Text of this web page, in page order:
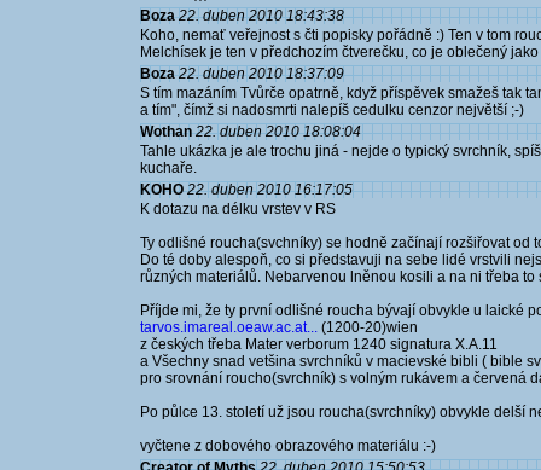
Boza 22. duben 2010 18:43:38
Koho, nemať veřejnost s čti popisky pořádně :) Ten v tom
Melchísek je ten v předchozím čtverečku, co je oblečený
Boza 22. duben 2010 18:37:09
S tím mazáním Tvůrče opatrně, když příspěvek smažeš tak
a tím", čímž si nadosmrti nalepíš cedulku cenzor největší ;-)
Wothan 22. duben 2010 18:08:04
Tahle ukázka je ale trochu jiná - nejde o typický svrchník,
kuchaře.
KOHO 22. duben 2010 16:17:05
K dotazu na délku vrstev v RS
Ty odlišné roucha(svchníky) se hodně začínají rozšiřovat od
Do té doby alespoň, co si představuji na sebe lidé vrstvili
různých materiálů. Nebarvenou lněnou kosili a na ni třeba
Příjde mi, že ty první odlišné roucha bývají obvykle u laické
tarvos.imareal.oeaw.ac.at... (1200-20)wien
z českých třeba Mater verborum 1240 signatura X.A.11
a Všechny snad vetšina svrchníků v macievské bibli ( bible
pro srovnání roucho(svrchník) s volným rukávem a červená
Po půlce 13. století už jsou roucha(svrchníky) obvykle delší
vyčtene z dobového obrazového materiálu :-)